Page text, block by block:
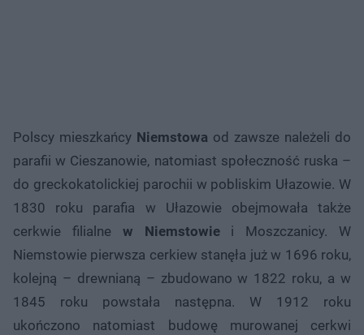
Polscy mieszkańcy Niemstowa od zawsze należeli do
parafii w Cieszanowie, natomiast społeczność ruska –
do greckokatolickiej parochii w pobliskim Ułazowie. W
1830 roku parafia w Ułazowie obejmowała także
cerkwie filialne w Niemstowiei Moszczanicy. W
Niemstowie pierwsza cerkiew stanęła już w 1696 roku,
kolejną – drewnianą – zbudowano w 1822 roku, a w
1845 roku powstała następna. W 1912 roku
ukończono natomiast budowę murowanej cerkwi